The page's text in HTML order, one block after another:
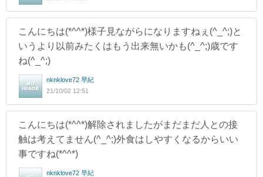
こんにちは(*^^*)様子見ながらになりますねぇ(^_^;)と
いうより以前みたくはもう出来無いかも(^_^;)歳です
ね(^_^;)
nknklove72 早紀
21/10/02 12:51
こんにちは(*^^*)解除されましたがまだまだ人との接
触は考えてません(^_^;)外食はしやすくなるからいい
事ですね(*^^*)
nknklove72 早紀